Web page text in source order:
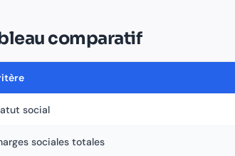
comparatif
social
sociales totales